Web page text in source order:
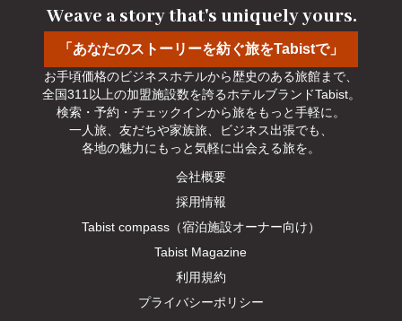
「あなたのストーリーを紡ぐ旅をTabistで」
Weave a story that's uniquely yours.
お手頃価格のビジネスホテルから歴史のある旅館まで、
全国311以上の加盟施設数を誇るホテルブランドTabist。
検索・予約・チェックインから旅をもっと手軽に。
一人旅、友だちや家族旅、ビジネス出張でも、
各地の魅力にもっと気軽に出会える旅を。
会社概要
採用情報
Tabist compass（宿泊施設オーナー向け）
Tabist Magazine
利用規約
プライバシーポリシー